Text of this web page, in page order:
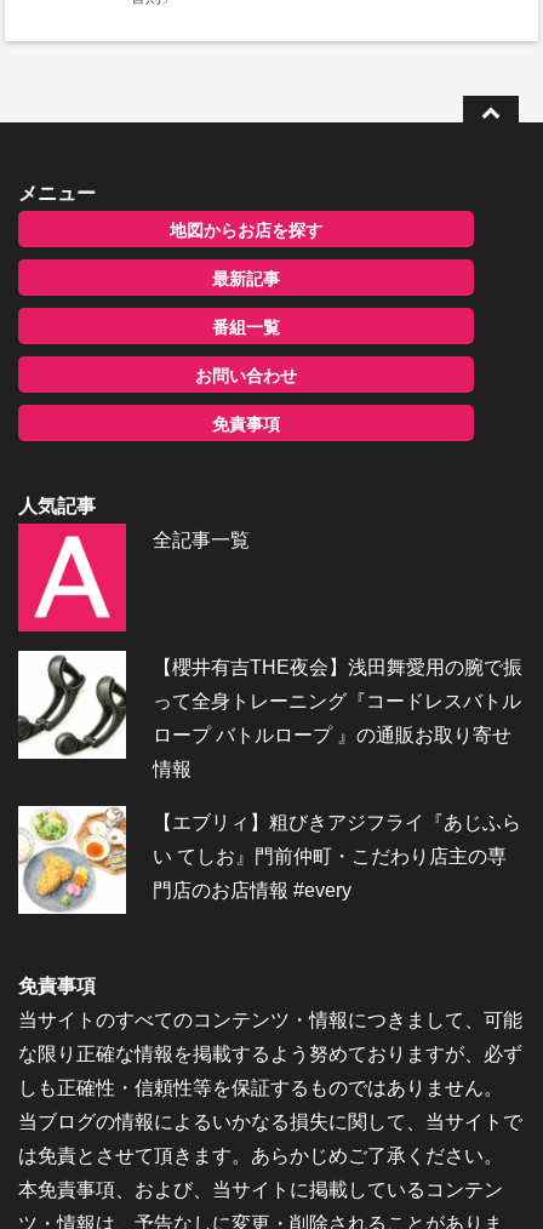
メニュー
地図からお店を探す
最新記事
番組一覧
お問い合わせ
免責事項
人気記事
全記事一覧
【櫻井有吉THE夜会】浅田舞愛用の腕で振
って全身トレーニング『コードレスバトル
ロープ バトルロープ 』の通販お取り寄せ
情報
【エブリィ】粗びきアジフライ『あじふら
い てしお』門前仲町・こだわり店主の専
門店のお店情報 #every
免責事項
当サイトのすべてのコンテンツ・情報につきまして、可能
な限り正確な情報を掲載するよう努めておりますが、必ず
しも正確性・信頼性等を保証するものではありません。
当ブログの情報によるいかなる損失に関して、当サイトで
は免責とさせて頂きます。あらかじめご了承ください。
本免責事項、および、当サイトに掲載しているコンテン
ツ・情報は、予告なしに変更・削除されることがありま